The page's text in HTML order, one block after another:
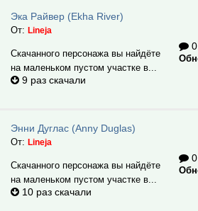
Эка Райвер (Ekha River)
От: Lineja
Скачанного персонажа вы найдёте
на маленьком пустом участке в...
9 раз скачали
Энни Дуглас (Anny Duglas)
От: Lineja
Скачанного персонажа вы найдёте
на маленьком пустом участке в...
10 раз скачали